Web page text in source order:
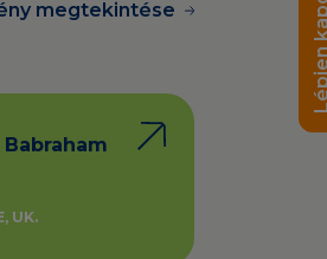
megtekintése
UK.